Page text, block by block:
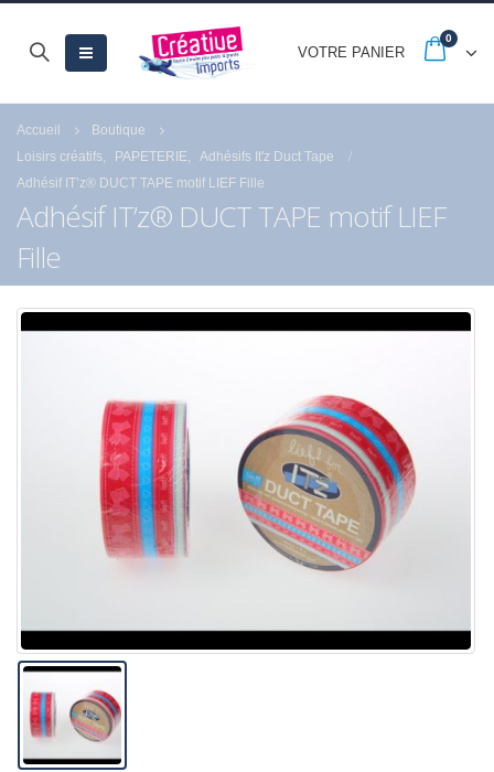
VOTRE PANIER
0
Accueil
Boutique
Loisirs créatifs
PAPETERIE
Adhésifs It'z Duct Tape
Adhésif IT’z® DUCT TAPE motif LIEF Fille
Adhésif IT’z® DUCT TAPE motif LIEF
Fille